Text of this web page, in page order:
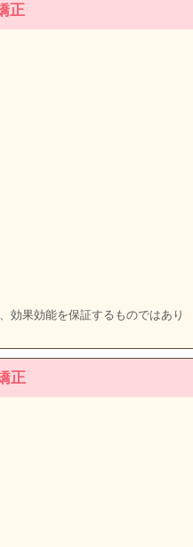
正
効果効能を保証するものではあり
正